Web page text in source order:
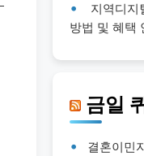
지역디지
방법 및 혜택
금일
결혼이민